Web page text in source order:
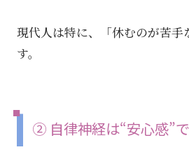
現代人は特に、「休むのが苦手
す。
② 自律神経は“安心感”